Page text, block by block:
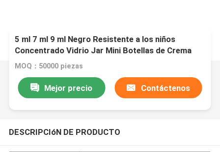
5 ml 7 ml 9 ml Negro Resistente a los niños
Concentrado Vidrio Jar Mini Botellas de Crema
Cosméticos Negro Contenedores Jarras con tapa
MOQ：50000 piezas
Mejor precio Contáctenos
DESCRIPCIóN DE PRODUCTO